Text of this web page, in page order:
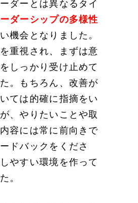
ダーとは異なるタイ
ーダーシップの多様性
機会となりました。
重視され、まずは意
しっかり受け止めて
。もちろん、改善が
ては的確に指摘をい
、やりたいことや取
容には常に前向きで
ドバックをくださ
やすい環境を作って
。